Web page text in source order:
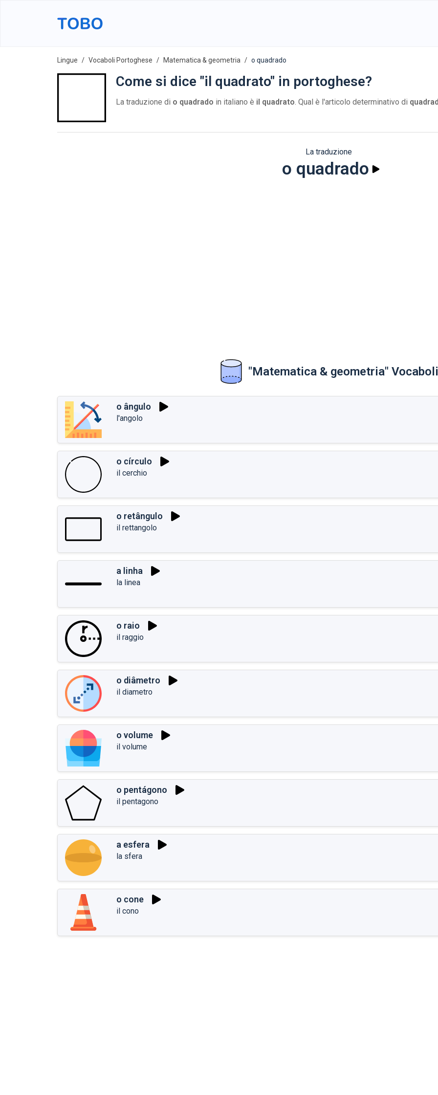
Lingue Vocaboli Portoghese Matematica & geometria o quadrado
Come si dice "il quadrato" in portoghese?
La traduzione di o quadrado in italiano è il quadrato. Qual è l'articolo determinativo di
La traduzione
o quadrado
"Matematica & geometria" Vocaboli
o ângulo
l'angolo
o círculo
il cerchio
o retângulo
il rettangolo
a linha
la linea
o raio
il raggio
o diâmetro
il diametro
o volume
il volume
o pentágono
il pentagono
a esfera
la sfera
o cone
il cono